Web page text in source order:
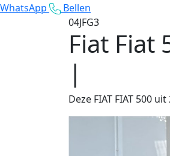
WhatsApp
Bellen
04JFG3
Fiat Fiat
|
Deze FIAT FIAT 500